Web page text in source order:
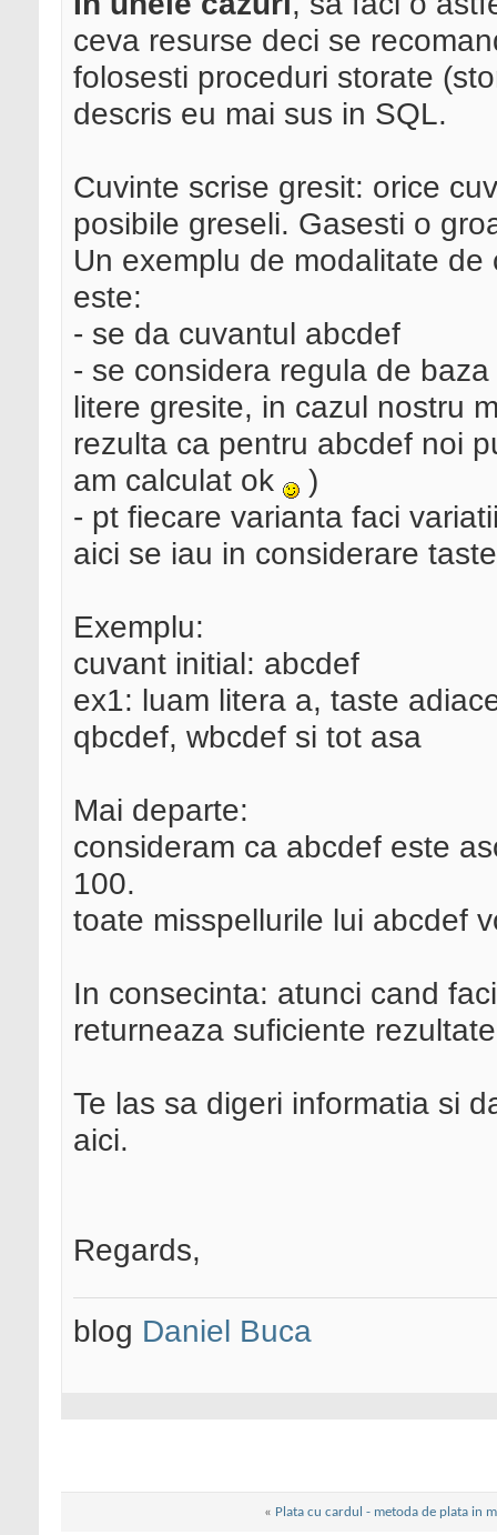
ceva resurse deci se
folosesti proceduri storate
descris eu mai sus in SQL.
Cuvinte scrise gresit: orice
posibile greseli. Gasesti o
Un exemplu de modalitate
este:
- se da cuvantul abcdef
- se considera regula de
litere gresite, in cazul nostru
rezulta ca pentru abcdef noi
am calculat ok
)
- pt fiecare varianta faci
aici se iau in considerare
Exemplu:
cuvant initial: abcdef
ex1: luam litera a, taste
qbcdef, wbcdef si tot asa
Mai departe:
consideram ca abcdef este
100.
toate misspellurile lui abcdef
In consecinta: atunci cand
returneaza suficiente
Te las sa digeri informatia si
aici.
Regards,
blog Daniel Buca
« Plata cu cardul - metoda de plata in